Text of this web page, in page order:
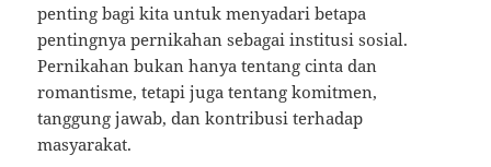
penting bagi kita untuk menyadari betapa
pentingnya pernikahan sebagai institusi sosial.
Pernikahan bukan hanya tentang cinta dan
romantisme, tetapi juga tentang komitmen,
tanggung jawab, dan kontribusi terhadap
masyarakat.